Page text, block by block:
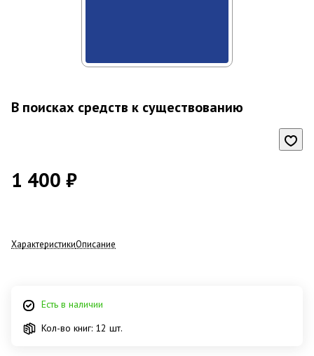
В поисках средств к существованию
1 400 ₽
ХарактеристикиОписание
Есть в наличии
Кол-во книг: 12 шт.